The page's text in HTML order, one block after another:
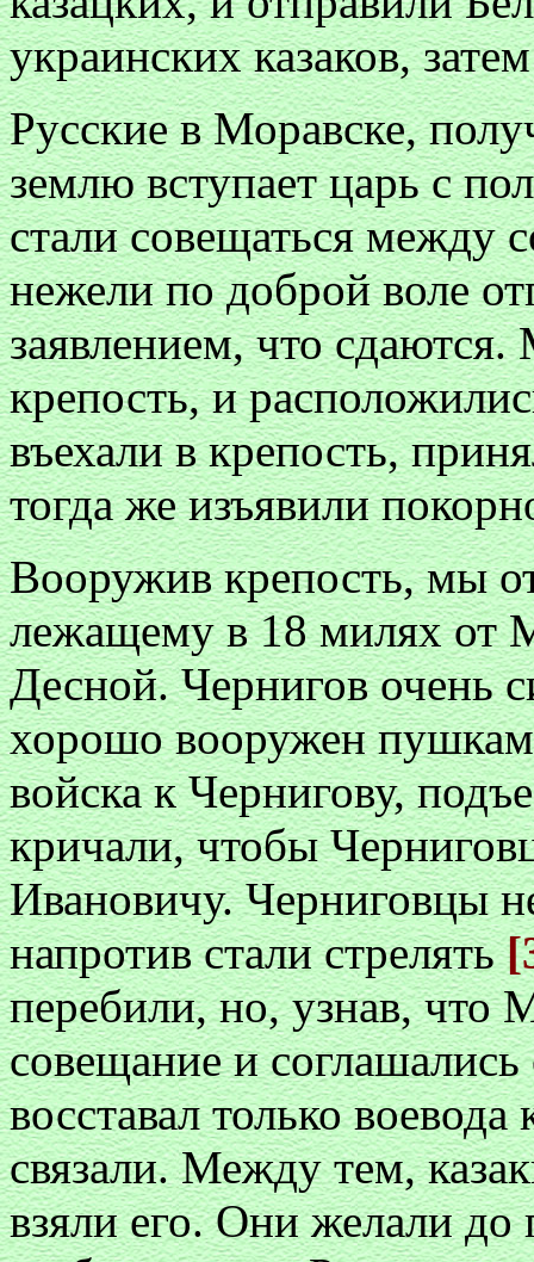
украинских казаков,
Русские в Моравске,
землю вступает царь с
стали совещаться между
нежели по доброй воле
заявлением, что
крепость, и
въехали в крепость,
тогда же изъявили
Вооружив крепость, мы
лежащему в 18 милях от
Десной. Чернигов очень
хорошо вооружен
войска к Чернигову,
кричали, чтобы
Ивановичу. Черниговцы
напротив стали стрелять
перебили, но, узнав, что
совещание и соглашались
восставал только
связали. Между тем,
взяли его. Они желали до